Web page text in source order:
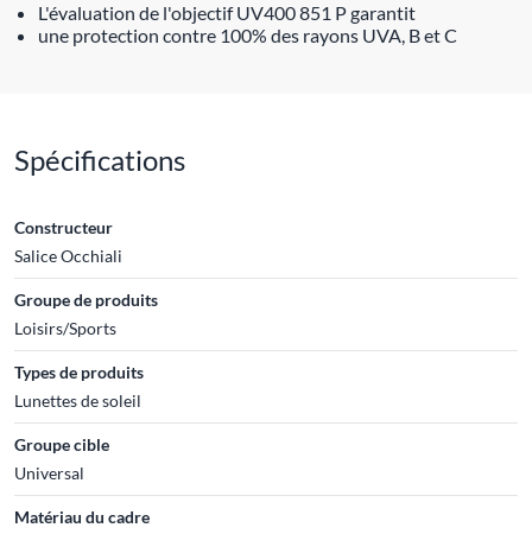
L'évaluation de l'objectif UV400 851 P garantit
une protection contre 100% des rayons UVA, B et C
Spécifications
Constructeur
Salice Occhiali
Groupe de produits
Loisirs/Sports
Types de produits
Lunettes de soleil
Groupe cible
Universal
Matériau du cadre